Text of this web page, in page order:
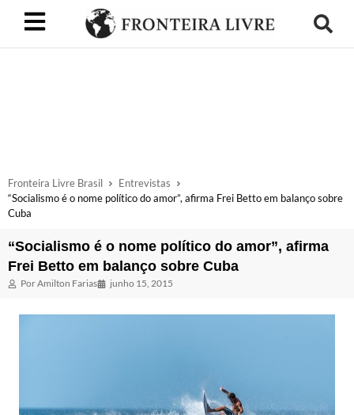
Fronteira Livre Brasil
Entrevistas
“Socialismo é o nome político do amor”, afirma Frei Betto em balanço sobre
Cuba
“Socialismo é o nome político do amor”, afirma
Frei Betto em balanço sobre Cuba
PorAmilton Farias junho 15, 2015